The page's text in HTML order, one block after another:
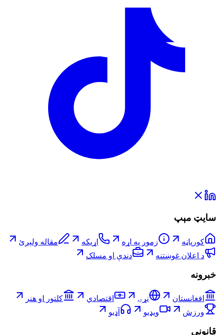
سایټ مېپ
کورپاڼه زموږ په اړه اړیکه
مقاله ولېږئ
د اعلان غوښتنه
دندې او مسلک
خبرونه
افغانستان نړۍ اقتصادي
کلتور او هنر
ورزش
ویډیو آډیو
قانوني